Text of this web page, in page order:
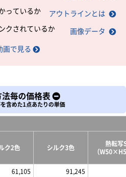
っているか アウトラインとは
クされているか 画像データ
画で見る
法毎の価格表
含めた1点あたりの単価
ク2色 シルク3色
熱転写
（
61,105 91,245